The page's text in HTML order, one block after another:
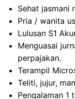
Sehat jasmani
Pria / wanita
Lulusan S1
Menguasai
perpajakan.
Terampil
Teliti, jujur,
Pengalaman 1